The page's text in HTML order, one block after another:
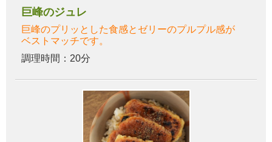
巨峰のジュレ
巨峰のプリッとした食感とゼリーのプルプル感が
ベストマッチです。
調理時間：20分